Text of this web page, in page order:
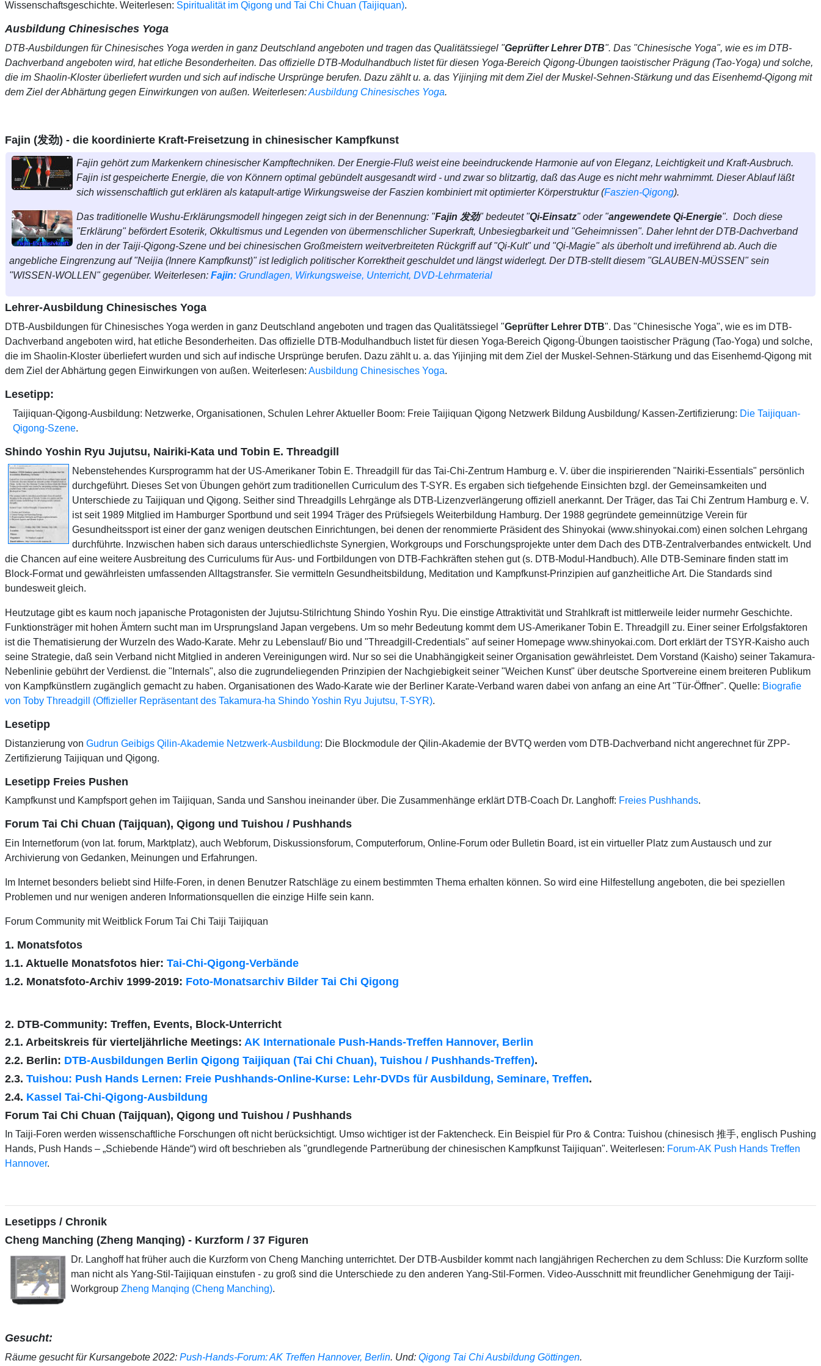
Wissenschaftsgeschichte. Weiterlesen: Spiritualität im Qigong und Tai Chi Chuan (Taijiquan).
Ausbildung Chinesisches Yoga
DTB-Ausbildungen für Chinesisches Yoga werden in ganz Deutschland angeboten und tragen das Qualitätssiegel "Geprüfter Lehrer DTB". Das "Chinesische Yoga", wie es im DTB-
Dachverband angeboten wird, hat etliche Besonderheiten. Das offizielle DTB-Modulhandbuch listet für diesen Yoga-Bereich Qigong-Übungen taoistischer Prägung (Tao-Yoga) und solche,
die im Shaolin-Kloster überliefert wurden und sich auf indische Ursprünge berufen. Dazu zählt u. a. das Yijinjing mit dem Ziel der Muskel-Sehnen-Stärkung und das Eisenhemd-Qigong mit
dem Ziel der Abhärtung gegen Einwirkungen von außen. Weiterlesen:Ausbildung Chinesisches Yoga.
Fajin (发劲) - die koordinierte Kraft-Freisetzung in chinesischer Kampfkunst
Fajin gehört zum Markenkern chinesischer Kampftechniken. Der Energie-Fluß weist eine beeindruckende Harmonie auf von Eleganz, Leichtigkeit und Kraft-Ausbruch.
Fajin ist gespeicherte Energie, die von Könnern optimal gebündelt ausgesandt wird - und zwar so blitzartig, daß das Auge es nicht mehr wahrnimmt. Dieser Ablauf läßt
sich wissenschaftlich gut erklären als katapult-artige Wirkungsweise der Faszien kombiniert mit optimierter Körperstruktur (Faszien-Qigong).
Das traditionelle Wushu-Erklärungsmodell hingegen zeigt sich in der Benennung: "Fajin 发劲" bedeutet "Qi-Einsatz" oder "angewendete Qi-Energie". Doch diese
"Erklärung" befördert Esoterik, Okkultismus und Legenden von übermenschlicher Superkraft, Unbesiegbarkeit und "Geheimnissen". Daher lehnt der DTB-Dachverband
den in der Taiji-Qigong-Szene und bei chinesischen Großmeistern weitverbreiteten Rückgriff auf "Qi-Kult" und "Qi-Magie" als überholt und irreführend ab. Auch die
angebliche Eingrenzung auf "Neijia (Innere Kampfkunst)" ist lediglich politischer Korrektheit geschuldet und längst widerlegt. Der DTB-stellt diesem "GLAUBEN-MÜSSEN" sein
"WISSEN-WOLLEN" gegenüber. Weiterlesen: Fajin: Grundlagen, Wirkungsweise, Unterricht, DVD-Lehrmaterial
Lehrer-Ausbildung Chinesisches Yoga
DTB-Ausbildungen für Chinesisches Yoga werden in ganz Deutschland angeboten und tragen das Qualitätssiegel "Geprüfter Lehrer DTB". Das "Chinesische Yoga", wie es im DTB-
Dachverband angeboten wird, hat etliche Besonderheiten. Das offizielle DTB-Modulhandbuch listet für diesen Yoga-Bereich Qigong-Übungen taoistischer Prägung (Tao-Yoga) und solche,
die im Shaolin-Kloster überliefert wurden und sich auf indische Ursprünge berufen. Dazu zählt u. a. das Yijinjing mit dem Ziel der Muskel-Sehnen-Stärkung und das Eisenhemd-Qigong mit
dem Ziel der Abhärtung gegen Einwirkungen von außen. Weiterlesen: Ausbildung Chinesisches Yoga.
Lesetipp:
Taijiquan-Qigong-Ausbildung: Netzwerke, Organisationen, Schulen Lehrer Aktueller Boom: Freie Taijiquan Qigong Netzwerk Bildung Ausbildung/ Kassen-Zertifizierung: Die Taijiquan-
Qigong-Szene.
Shindo Yoshin Ryu Jujutsu, Nairiki-Kata und Tobin E. Threadgill
Nebenstehendes Kursprogramm hat der US-Amerikaner Tobin E. Threadgill für das Tai-Chi-Zentrum Hamburg e. V. über die inspirierenden "Nairiki-Essentials" persönlich
durchgeführt. Dieses Set von Übungen gehört zum traditionellen Curriculum des T-SYR. Es ergaben sich tiefgehende Einsichten bzgl. der Gemeinsamkeiten und
Unterschiede zu Taijiquan und Qigong. Seither sind Threadgills Lehrgänge als DTB-Lizenzverlängerung offiziell anerkannt. Der Träger, das Tai Chi Zentrum Hamburg e. V.
ist seit 1989 Mitglied im Hamburger Sportbund und seit 1994 Träger des Prüfsiegels Weiterbildung Hamburg. Der 1988 gegründete gemeinnützige Verein für
Gesundheitssport ist einer der ganz wenigen deutschen Einrichtungen, bei denen der renommierte Präsident des Shinyokai (www.shinyokai.com) einen solchen Lehrgang
durchführte. Inzwischen haben sich daraus unterschiedlichste Synergien, Workgroups und Forschungsprojekte unter dem Dach des DTB-Zentralverbandes entwickelt. Und
die Chancen auf eine weitere Ausbreitung des Curriculums für Aus- und Fortbildungen von DTB-Fachkräften stehen gut (s. DTB-Modul-Handbuch). Alle DTB-Seminare finden statt im
Block-Format und gewährleisten umfassenden Alltagstransfer. Sie vermitteln Gesundheitsbildung, Meditation und Kampfkunst-Prinzipien auf ganzheitliche Art. Die Standards sind
bundesweit gleich.
Heutzutage gibt es kaum noch japanische Protagonisten der Jujutsu-Stilrichtung Shindo Yoshin Ryu. Die einstige Attraktivität und Strahlkraft ist mittlerweile leider nurmehr Geschichte.
Funktionsträger mit hohen Ämtern sucht man im Ursprungsland Japan vergebens. Um so mehr Bedeutung kommt dem US-Amerikaner Tobin E. Threadgill zu. Einer seiner Erfolgsfaktoren
ist die Thematisierung der Wurzeln des Wado-Karate. Mehr zu Lebenslauf/ Bio und "Threadgill-Credentials" auf seiner Homepage www.shinyokai.com. Dort erklärt der TSYR-Kaisho auch
seine Strategie, daß sein Verband nicht Mitglied in anderen Vereinigungen wird. Nur so sei die Unabhängigkeit seiner Organisation gewährleistet. Dem Vorstand (Kaisho) seiner Takamura-
Nebenlinie gebührt der Verdienst. die "Internals", also die zugrundeliegenden Prinzipien der Nachgiebigkeit seiner "Weichen Kunst" über deutsche Sportvereine einem breiteren Publikum
von Kampfkünstlern zugänglich gemacht zu haben. Organisationen des Wado-Karate wie der Berliner Karate-Verband waren dabei von anfang an eine Art "Tür-Öffner". Quelle: Biografie
von Toby Threadgill (Offizieller Repräsentant des Takamura-ha Shindo Yoshin Ryu Jujutsu, T-SYR).
Lesetipp
Distanzierung von Gudrun Geibigs Qilin-Akademie Netzwerk-Ausbildung: Die Blockmodule der Qilin-Akademie der BVTQ werden vom DTB-Dachverband nicht angerechnet für ZPP-
Zertifizierung Taijiquan und Qigong.
Lesetipp Freies Pushen
Kampfkunst und Kampfsport gehen im Taijiquan, Sanda und Sanshou ineinander über. Die Zusammenhänge erklärt DTB-Coach Dr. Langhoff: Freies Pushhands.
Forum Tai Chi Chuan (Taijquan), Qigong und Tuishou / Pushhands
Ein Internetforum (von lat. forum, Marktplatz), auch Webforum, Diskussionsforum, Computerforum, Online-Forum oder Bulletin Board, ist ein virtueller Platz zum Austausch und zur
Archivierung von Gedanken, Meinungen und Erfahrungen.
Im Internet besonders beliebt sind Hilfe-Foren, in denen Benutzer Ratschläge zu einem bestimmten Thema erhalten können. So wird eine Hilfestellung angeboten, die bei speziellen
Problemen und nur wenigen anderen Informationsquellen die einzige Hilfe sein kann.
Forum Community mit Weitblick Forum Tai Chi Taiji Taijiquan
1. Monatsfotos
1.1. Aktuelle Monatsfotos hier: Tai-Chi-Qigong-Verbände
1.2. Monatsfoto-Archiv 1999-2019: Foto-Monatsarchiv Bilder Tai Chi Qigong
2. DTB-Community: Treffen, Events, Block-Unterricht
2.1. Arbeitskreis für vierteljährliche Meetings: AK Internationale Push-Hands-Treffen Hannover, Berlin
2.2. Berlin: DTB-Ausbildungen Berlin Qigong Taijiquan (Tai Chi Chuan), Tuishou / Pushhands-Treffen).
2.3. Tuishou: Push Hands Lernen: Freie Pushhands-Online-Kurse: Lehr-DVDs für Ausbildung, Seminare, Treffen.
2.4. Kassel Tai-Chi-Qigong-Ausbildung
Forum Tai Chi Chuan (Taijquan), Qigong und Tuishou / Pushhands
In Taiji-Foren werden wissenschaftliche Forschungen oft nicht berücksichtigt. Umso wichtiger ist der Faktencheck. Ein Beispiel für Pro & Contra: Tuishou (chinesisch 推手, englisch Pushing
Hands, Push Hands – „Schiebende Hände“) wird oft beschrieben als "grundlegende Partnerübung der chinesischen Kampfkunst Taijiquan". Weiterlesen: Forum-AK Push Hands Treffen
Hannover.
Lesetipps / Chronik
Cheng Manching (Zheng Manqing) - Kurzform / 37 Figuren
Dr. Langhoff hat früher auch die Kurzform von Cheng Manching unterrichtet. Der DTB-Ausbilder kommt nach langjährigen Recherchen zu dem Schluss: Die Kurzform sollte
man nicht als Yang-Stil-Taijiquan einstufen - zu groß sind die Unterschiede zu den anderen Yang-Stil-Formen. Video-Ausschnitt mit freundlicher Genehmigung der Taiji-
Workgroup Zheng Manqing (Cheng Manching).
Gesucht:
Räume gesucht für Kursangebote 2022: Push-Hands-Forum: AK Treffen Hannover, Berlin. Und: Qigong Tai Chi Ausbildung Göttingen.